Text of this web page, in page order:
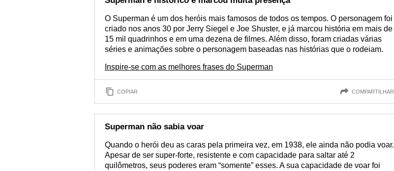
O Superman é um dos heróis mais famosos de todos os tempos. O personagem foi
criado nos anos 30 por Jerry Siegel e Joe Shuster, e já marcou história em mais de
15 mil quadrinhos e em uma dezena de filmes. Além disso, foram criadas várias
séries e animações sobre o personagem baseadas nas histórias que o rodeiam.
Inspire-se com as melhores frases do Superman
COPIAR COMPARTILHAR
Superman não sabia voar
Quando o herói deu as caras pela primeira vez, em 1938, ele ainda não podia voar.
Apesar de ser super-forte, resistente e com capacidade para saltar até 2
quilômetros, seus poderes eram “somente” esses. A sua capacidade de voar foi